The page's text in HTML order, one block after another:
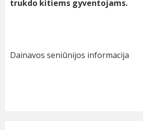
trukdo kitiems gyventojams.
Dainavos seniūnijos informacija